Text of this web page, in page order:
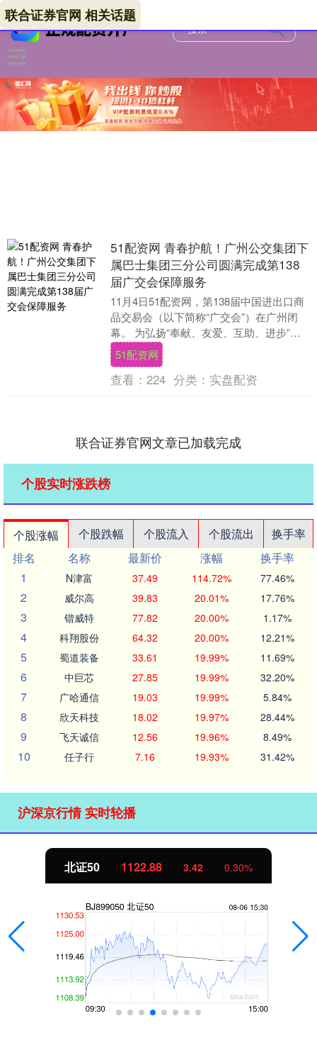
联合证券官网 相关话题
51配资网 青春护航！广州公交集团下
属巴士集团三分公司圆满完成第138
届广交会保障服务
11月4日51配资网，第138届中国进出口商
品交易会（以下简称“广交会”）在广州闭
幕。 为弘扬“奉献、友爱、互助、进步”的
志愿精神，助力这场全球贸易盛会高效运
转....
51配资网
查看： 224 分类： 实盘配资
联合证券官网文章已加载完成
个股实时涨跌榜
个股涨幅 个股跌幅 个股流入 个股流出
换手率
排名
名称 最新价 涨幅
换手率
1
N津富 37.49 114.72% 77.46%
2 威尔高 39.83 20.01% 17.76%
3 锴威特 77.82 20.00% 1.17%
4 科翔股份 64.32 20.00% 12.21%
5 蜀道装备 33.61 19.99% 11.69%
6 中巨芯 27.85 19.99% 32.20%
7 广哈通信 19.03 19.99% 5.84%
8 欣天科技 18.02 19.97% 28.44%
9 飞天诚信 12.56 19.96% 8.49%
10 任子行 7.16 19.93% 31.42%
沪深京行情 实时轮播
北证50 1122.88 3.42 0.30%